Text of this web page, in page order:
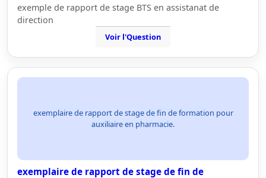
exemple de rapport de stage BTS en assistanat de
direction
Voir l'Question
exemplaire de rapport de stage de fin de formation pour
auxiliaire en pharmacie.
exemplaire de rapport de stage de fin de